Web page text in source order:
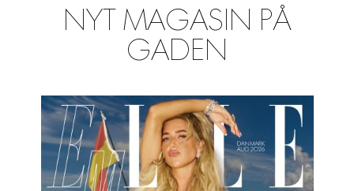
NYT MAGASIN PÅ
GADEN